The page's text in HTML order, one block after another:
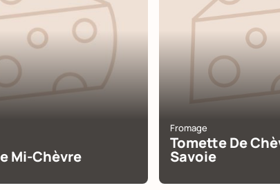
Mi-Chèvre
Fromage
Tomette De
Savoie